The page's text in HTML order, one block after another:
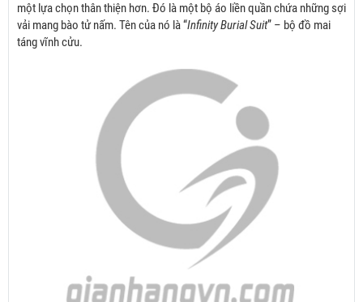
một lựa chọn thân thiện hơn. Đó là một bộ áo liền quần chứa những sợi
vải mang bào tử nấm. Tên của nó là “Infinity Burial Suit” – bộ đồ mai
táng vĩnh cửu.